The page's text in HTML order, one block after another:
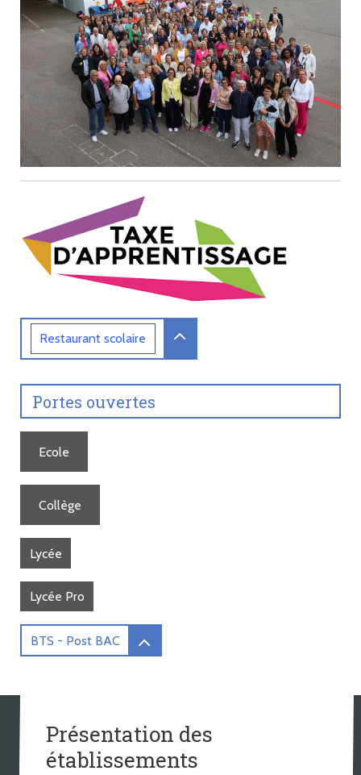
Restaurantscolaire
Portes ouvertes
Ecole
Collège
Lycée
Lycée Pro
BTS - Post BAC
Présentation des
établissements